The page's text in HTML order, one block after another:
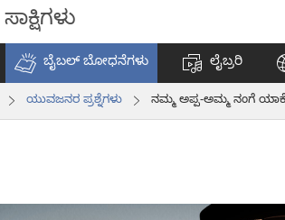
ಬೈಬಲ್‌ ಬೋಧನೆಗಳು ಲೈಬ್ರರಿ
ಯುವಜನರ ಪ್ರಶ್ನೆಗಳು ನಮ್ಮ ಅಪ್ಪ-ಅಮ್ಮ ನಂಗೆ